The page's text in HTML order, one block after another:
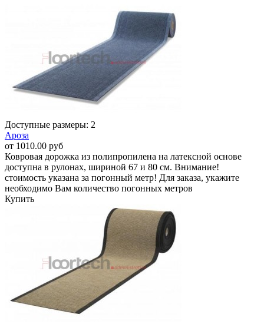
Доступные размеры: 2
Ароза
от 1010.00 руб
Ковровая дорожка из полипропилена на латексной основе
доступна в рулонах, шириной 67 и 80 см. Внимание!
стоимость указана за погонный метр! Для заказа, укажите
необходимо Вам количество погонных метров
Купить